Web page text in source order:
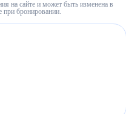
на сайте и может быть изменена в
при бронировании.